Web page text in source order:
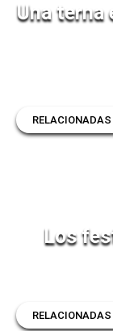
Una terna
RELACIONADAS
Los
RELACIONADAS